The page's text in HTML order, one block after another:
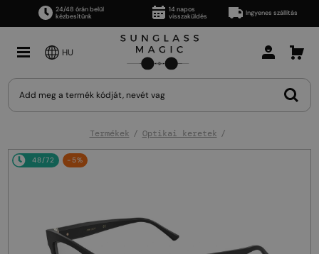
24/48 órán belül
kézbesítünk
14 napos
visszaküldés
Ingyenes szállítás
HU
Termékek Optikai keretek
48/72 -5%